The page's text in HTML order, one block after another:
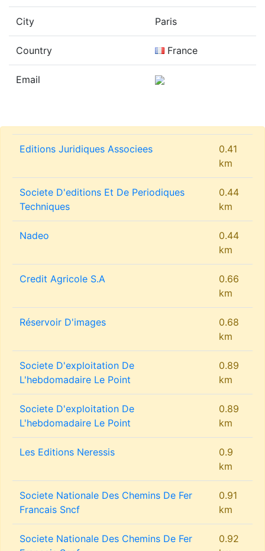
City Paris
Country France
Email
Editions Juridiques Associees
0.41
km
Societe D'editions Et De Periodiques
Techniques
0.44
km
Nadeo
0.44
km
Credit Agricole S.A
0.66
km
Réservoir D'images
0.68
km
Societe D'exploitation De
L'hebdomadaire Le Point
0.89
km
Societe D'exploitation De
L'hebdomadaire Le Point
0.89
km
Les Editions Neressis
0.9
km
Societe Nationale Des Chemins De Fer
Francais Sncf
0.91
km
Societe Nationale Des Chemins De Fer
0.92